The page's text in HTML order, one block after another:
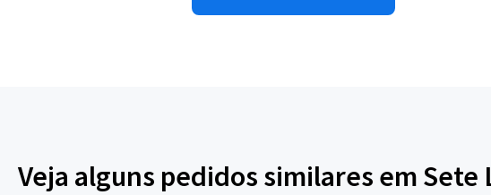
Veja alguns pedidos similares em Sete